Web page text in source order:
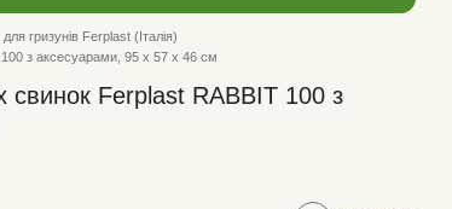
для гризунів Ferplast (Італія)
100 з аксесуарами, 95 х 57 х 46 см
свинок Ferplast RABBIT 100 з